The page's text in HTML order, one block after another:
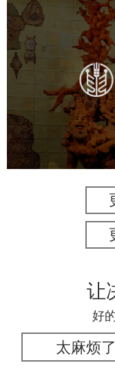
文化艺术
数字博物馆建设
公司展厅设计
让
好
太麻烦